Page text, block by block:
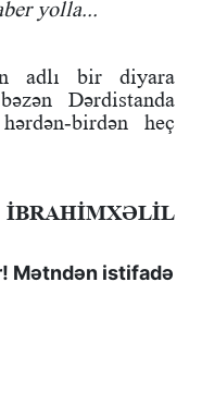
yolla...
adlı bir diyara
Dərdistanda
birdən heç
İBRAHİMXƏLİL
Mətndən istifadə